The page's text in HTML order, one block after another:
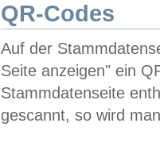
QR-Codes
Auf der
Seite anzeigen" ein
Stammdatenseite
gescannt, so wird